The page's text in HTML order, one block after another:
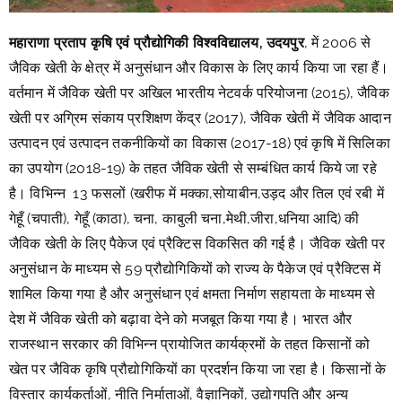
महाराणा प्रताप कृषि एवं प्रौद्योगिकी विश्वविद्यालय, उदयपुर, में 2006 से
जैविक खेती के क्षेत्र में अनुसंधान और विकास के लिए कार्य किया जा रहा हैं।
वर्तमान में जैविक खेती पर अखिल भारतीय नेटवर्क परियोजना (2015), जैविक
खेती पर अग्रिम संकाय प्रशिक्षण केंद्र (2017), जैविक खेती में जैविक आदान
उत्पादन एवं उत्पादन तकनीकियों का विकास (2017-18) एवं कृषि में सिलिका
का उपयोग (2018-19) के तहत जैविक खेती से सम्बंधित कार्य किये जा रहे
है। विभिन्न 13 फसलों (खरीफ में मक्का,सोयाबीन,उड़द और तिल एवं रबी में
गेहूँ (चपाती), गेहूँ (काठा), चना, काबुली चना,मेथी,जीरा,धनिया आदि) की
जैविक खेती के लिए पैकेज एवं प्रैक्टिस विकसित की गई है। जैविक खेती पर
अनुसंधान के माध्यम से 59 प्रौद्योगिकियों को राज्य के पैकेज एवं प्रैक्टिस में
शामिल किया गया है और अनुसंधान एवं क्षमता निर्माण सहायता के माध्यम से
देश में जैविक खेती को बढ़ावा देने को मजबूत किया गया है। भारत और
राजस्थान सरकार की विभिन्न प्रायोजित कार्यक्रमों के तहत किसानों को
खेत पर जैविक कृषि प्रौद्योगिकियों का प्रदर्शन किया जा रहा है। किसानों के
विस्तार कार्यकर्ताओं, नीति निर्माताओं, वैज्ञानिकों, उद्योगपति और अन्य